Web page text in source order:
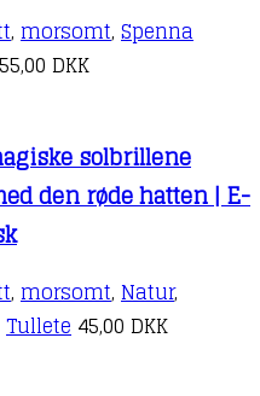
, morsomt, Spenna
55,00 DKK
solbrillene
den røde hatten | E-
, morsomt, Natur,
Tullete 45,00 DKK